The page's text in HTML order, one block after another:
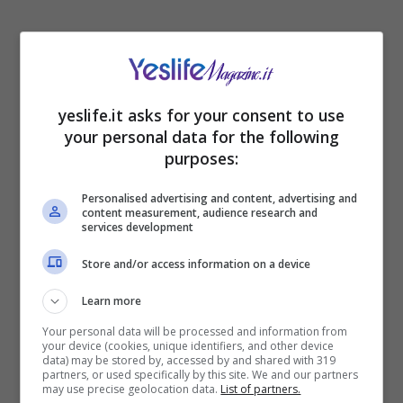
Articoli recentiOperazione Antitratta a
di Traffico di Immigrati
Bake Off Italia 2026:
Giudici e le Novità della
20 Percorsi di Trekking
Indimenticabili in Europa:
Un Viaggio tra Natura
Selvaggia e Avventura
yeslife.it asks for your consent to use
your personal data for the following
purposes:
Personalised advertising and content, advertising and
content measurement, audience research and
services development
Store and/or access information on a device
Learn more
Your personal data will be processed and information from
your device (cookies, unique identifiers, and other device
data) may be stored by, accessed by and shared with 319
partners, or used specifically by this site. We and our partners
may use precise geolocation data. List of partners.